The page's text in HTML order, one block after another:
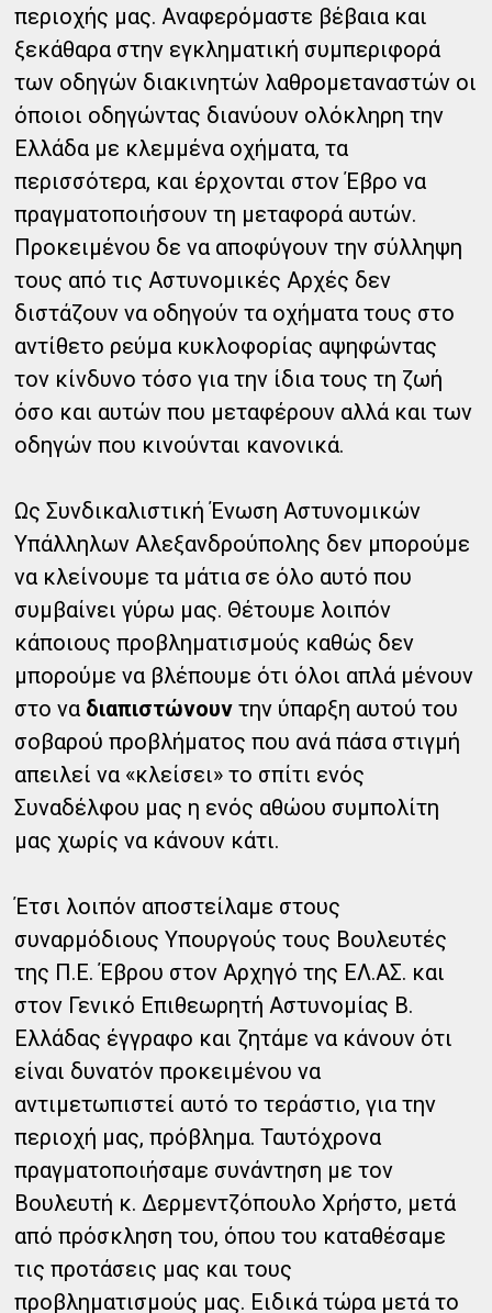
περιοχής μας. Αναφερόμαστε βέβαια και
ξεκάθαρα στην εγκληματική συμπεριφορά
των οδηγών διακινητών λαθρομεταναστών οι
όποιοι οδηγώντας διανύουν ολόκληρη την
Ελλάδα με κλεμμένα οχήματα, τα
περισσότερα, και έρχονται στον Έβρο να
πραγματοποιήσουν τη μεταφορά αυτών.
Προκειμένου δε να αποφύγουν την σύλληψη
τους από τις Αστυνομικές Αρχές δεν
διστάζουν να οδηγούν τα οχήματα τους στο
αντίθετο ρεύμα κυκλοφορίας αψηφώντας
τον κίνδυνο τόσο για την ίδια τους τη ζωή
όσο και αυτών που μεταφέρουν αλλά και των
οδηγών που κινούνται κανονικά.
Ως Συνδικαλιστική Ένωση Αστυνομικών
Υπάλληλων Αλεξανδρούπολης δεν μπορούμε
να κλείνουμε τα μάτια σε όλο αυτό που
συμβαίνει γύρω μας. Θέτουμε λοιπόν
κάποιους προβληματισμούς καθώς δεν
μπορούμε να βλέπουμε ότι όλοι απλά μένουν
στο να διαπιστώνουν την ύπαρξη αυτού του
σοβαρού προβλήματος που ανά πάσα στιγμή
απειλεί να «κλείσει» το σπίτι ενός
Συναδέλφου μας η ενός αθώου συμπολίτη
μας χωρίς να κάνουν κάτι.
Έτσι λοιπόν αποστείλαμε στους
συναρμόδιους Υπουργούς τους Βουλευτές
της Π.Ε. Έβρου στον Αρχηγό της ΕΛ.ΑΣ. και
στον Γενικό Επιθεωρητή Αστυνομίας Β.
Ελλάδας έγγραφο και ζητάμε να κάνουν ότι
είναι δυνατόν προκειμένου να
αντιμετωπιστεί αυτό το τεράστιο, για την
περιοχή μας, πρόβλημα. Ταυτόχρονα
πραγματοποιήσαμε συνάντηση με τον
Βουλευτή κ. Δερμεντζόπουλο Χρήστο, μετά
από πρόσκληση του, όπου του καταθέσαμε
τις προτάσεις μας και τους
προβληματισμούς μας. Ειδικά τώρα μετά το